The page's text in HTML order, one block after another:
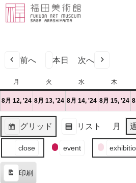
前へ 本日 次へ
月
曜
日
火
曜
日
水
曜
日
木
曜
日
8月 12, '24 2024
年
月
12
日
（月）
(1
件
イ
ベ
ン
ト)
8月 13, '24 2024
年
月
日
(1
件
イ
ン
8月 14, '24 2024
年
月
14
日
（水）
(1
件
イ
ベ
ン
ト)
8月 15, '24
年
8
月
15
日
(1
件
の
イ
ベ
ン
グリッド
表
リスト
表
月 週
ン
close event
印刷